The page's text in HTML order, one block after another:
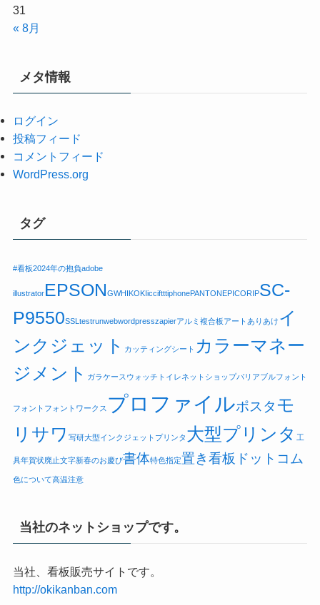
31
« 8月
メタ情報
ログイン
投稿フィード
コメントフィード
WordPress.org
タグ
#看板2024年の抱負adobe
illustratorEPSONGWHIKOKI icciftttiphonePANTONEPICO RIPSC-
P9550SSLtestrunwebwordpresszapierアルミ複合板アートありあけ イ
ンクジェット
カッティングシート カラーマネー
ジメント
ガラケースウォッチ トイレネットショップバリアブルフォント
フォント フォントワークス プロファイルポスタモ
リサワ 写研大型インクジェットプリンタ 大型プリンタ 工
具年賀状廃止文字新春のお慶び書体特色指定置き看板ドットコム
色について高温注意
当社のネットショップです。
当社、看板販売サイトです。
http://okikanban.com